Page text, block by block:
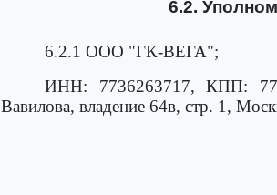
6.2.
6.2.1 ООО "ГК-ВЕГА";
ИНН: 7736263717, КПП:
Вавилова, владение 64в, стр. 1,